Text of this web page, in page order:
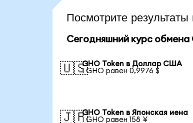
Посмотрите
Сегодняшний курс обмена
🇺🇸GHO Token в Доллар США
1 GHO равен 0,9976 $
🇯🇵GHO Token в Японская иена
1 GHO равен 158 ¥